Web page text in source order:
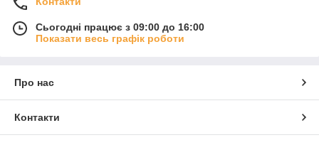
Сьогодні працює з 09:00 до 16:00
Показати весь графік роботи
Про нас
Контакти